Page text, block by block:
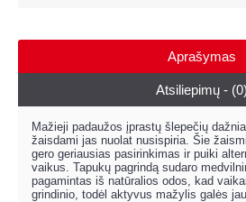
Aprašymas
Atsiliepimų - (0)
Mažieji padaužos įprastų šlepečių
žaisdami jas nuolat nusispiria. Šie
gero geriausias pasirinkimas ir puiki
vaikus. Tapukų pagrindą sudaro
pagamintas iš natūralios odos, kad
grindinio, todėl aktyvus mažylis galės